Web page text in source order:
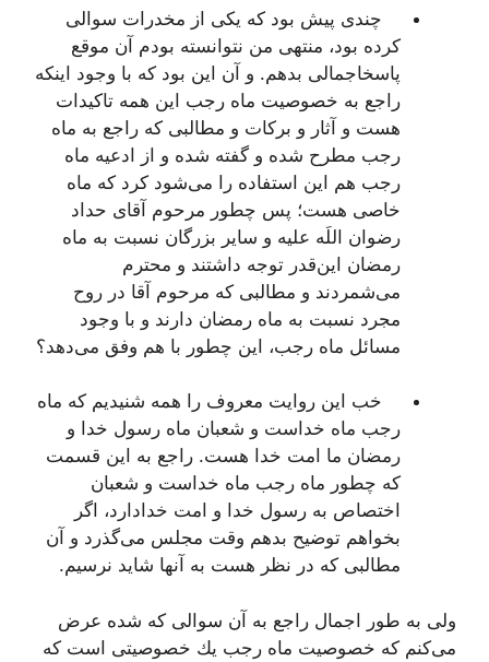
چندی پیش بود كه یكی از مخدرات سوالی
كرده بود، منتهی من نتوانسته بودم آن موقع
پاسخاجمالی بدهم. و آن این بود كه با وجود اینكه
راجع به خصوصیت ماه رجب این همه تاكیدات
هست و آثار و بركات و مطالبی كه راجع به ماه
رجب مطرح شده و گفته شده و از ادعیه ماه
رجب هم این استفاده را می‌شود كرد كه ماه
خاصی هست؛ پس چطور مرحوم آقای حداد
رضوان اللَه علیه و سایر بزرگان نسبت به ماه
رمضان این‌قدر توجه داشتند و محترم
می‌شمردند و مطالبی كه مرحوم آقا در روح
مجرد نسبت به ماه رمضان دارند و با وجود
مسائل ماه رجب، این چطور با هم وفق می‌دهد؟
خب این روایت معروف را همه شنیدیم كه ماه
رجب ماه خداست و شعبان ماه رسول خدا و
رمضان ما امت خدا هست. راجع به این قسمت
كه چطور ماه رجب ماه خداست و شعبان
اختصاص به رسول خدا و امت خدادارد، اگر
بخواهم توضیح بدهم وقت مجلس می‌گذرد و آن
مطالبی كه در نظر هست به آنها شاید نرسیم.
ولی به طور اجمال راجع به آن سوالی كه شده عرض
می‌كنم كه خصوصیت ماه رجب یك خصوصیتی است كه